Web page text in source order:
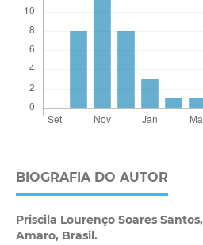
BIOGRAFIA DO AUTOR
Priscila Lourenço Soares Santos,
Amaro, Brasil.